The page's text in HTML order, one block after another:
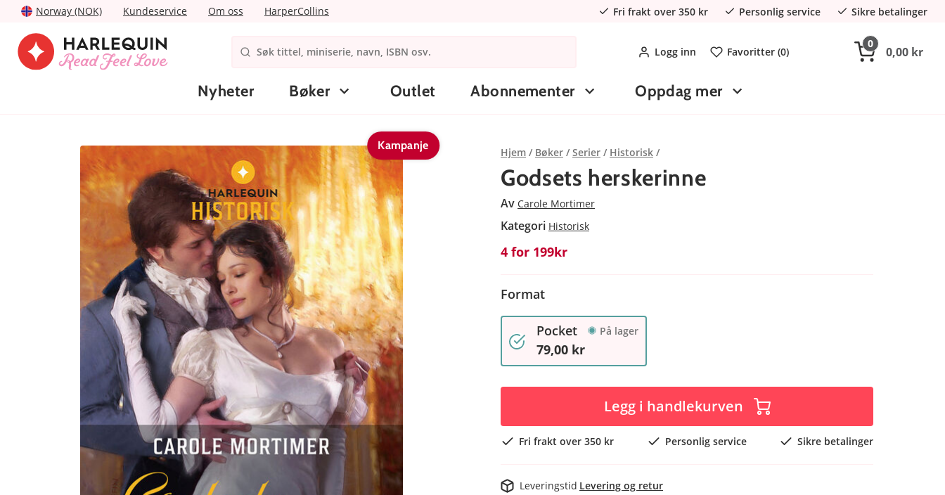
Norway (NOK) Kundeservice Om oss HarperCollins Fri frakt over 350 kr Personlig service Sikre betalinger
Logg inn Favoritter (0)
0
0,00 kr
Nyheter Bøker Outlet Abonnementer Oppdag mer
Kampanje
Hjem Bøker Serier Historisk
Godsets herskerinne
Av Carole Mortimer
Kategori Historisk
4 for 199kr
Format
Pocket På lager
79,00 kr
Legg i handlekurven
Fri frakt over 350 kr Personlig service Sikre betalinger
Leveringstid Levering og retur